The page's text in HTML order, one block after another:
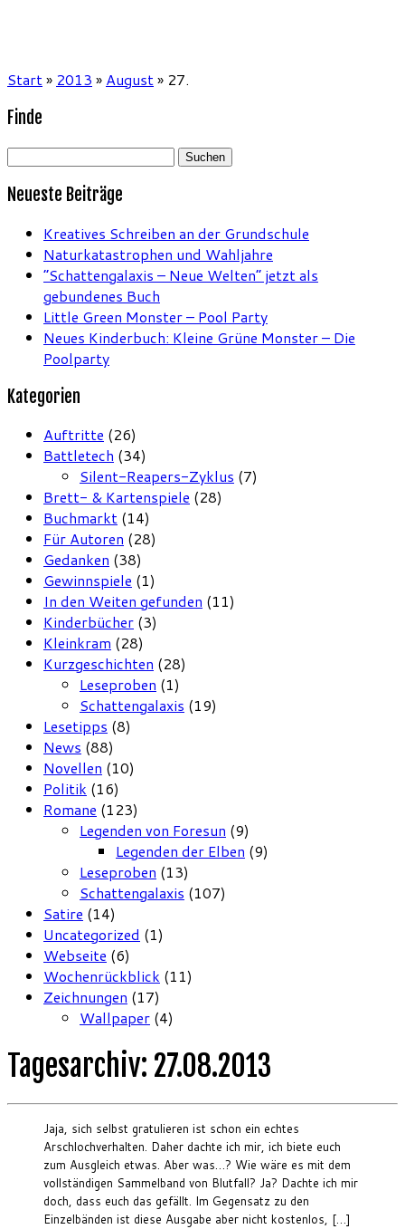
Start» 2013 » August» 27.
Finde
Suchen
Neueste Beiträge
Kreatives Schreiben an der Grundschule
Naturkatastrophen und Wahljahre
“Schattengalaxis – Neue Welten” jetzt als
gebundenes Buch
Little Green Monster – Pool Party
Neues Kinderbuch: Kleine Grüne Monster – Die
Poolparty
Kategorien
Auftritte (26)
Battletech (34)
Silent-Reapers-Zyklus (7)
Brett- & Kartenspiele (28)
Buchmarkt (14)
Für Autoren (28)
Gedanken (38)
Gewinnspiele (1)
In den Weiten gefunden (11)
Kinderbücher (3)
Kleinkram (28)
Kurzgeschichten (28)
Leseproben (1)
Schattengalaxis (19)
Lesetipps (8)
News (88)
Novellen (10)
Politik (16)
Romane (123)
Legenden von Foresun (9)
Legenden der Elben (9)
Leseproben (13)
Schattengalaxis (107)
Satire (14)
Uncategorized (1)
Webseite (6)
Wochenrückblick (11)
Zeichnungen (17)
Wallpaper (4)
Tagesarchiv: 27.08.2013
Jaja, sich selbst gratulieren ist schon ein echtes
Arschlochverhalten. Daher dachte ich mir, ich biete euch
zum Ausgleich etwas. Aber was…? Wie wäre es mit dem
vollständigen Sammelband von Blutfall? Ja? Dachte ich mir
doch, dass euch das gefällt. Im Gegensatz zu den
Einzelbänden ist diese Ausgabe aber nicht kostenlos, […]